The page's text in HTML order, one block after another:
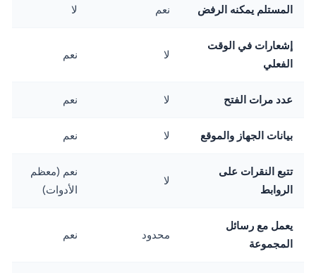
المستلم يمكنه الرفض نعم لا
إشعارات في الوقت
الفعلي
لا نعم
عدد مرات الفتح لا نعم
بيانات الجهاز والموقع لا نعم
تتبع النقرات على
الروابط
لا
نعم (معظم
الأدوات)
يعمل مع رسائل
المجموعة
محدود نعم